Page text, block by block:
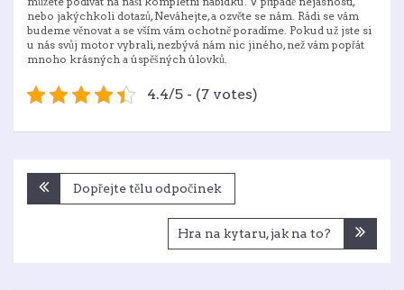
nebo jakýchkoli dotazů, Neváhejte, a ozvěte se nám. Rádi se vám
budeme věnovat a se vším vám ochotně poradíme. Pokud už jste si
u nás svůj motor vybrali, nezbývá nám nic jiného, než vám popřát
mnoho krásných a úspěšných úlovků.
4.4/5 - (7 votes)
Navigace
pro
Dopřejte tělu odpočinek
Hra na kytaru, jak na to?